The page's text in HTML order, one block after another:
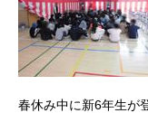
春休み中に新6年生が